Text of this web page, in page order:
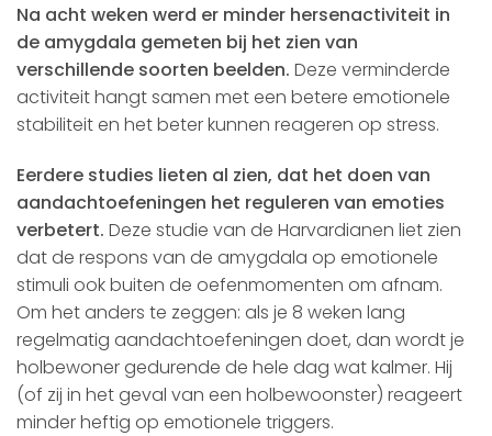
Na acht weken werd er minder hersenactiviteit in
de amygdala gemeten bij het zien van
verschillende soorten beelden. Deze verminderde
activiteit hangt samen met een betere emotionele
stabiliteit en het beter kunnen reageren op stress.
Eerdere studies lieten al zien, dat het doen van
aandachtoefeningen het reguleren van emoties
verbetert. Deze studie van de Harvardianen liet zien
dat de respons van de amygdala op emotionele
stimuli ook buiten de oefenmomenten om afnam.
Om het anders te zeggen: als je 8 weken lang
regelmatig aandachtoefeningen doet, dan wordt je
holbewoner gedurende de hele dag wat kalmer. Hij
(of zij in het geval van een holbewoonster) reageert
minder heftig op emotionele triggers.